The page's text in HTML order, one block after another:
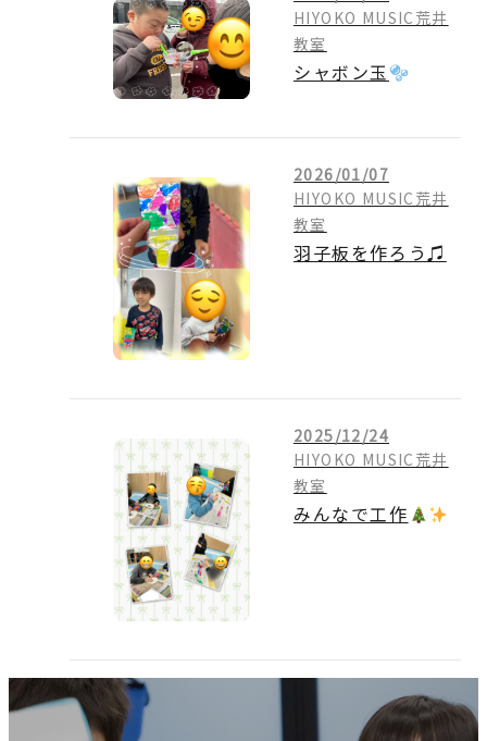
HIYOKO MUSIC荒井
教室
シャボン玉
2026/01/07
HIYOKO MUSIC荒井
教室
羽子板を作ろう♫
2025/12/24
HIYOKO MUSIC荒井
教室
みんなで工作